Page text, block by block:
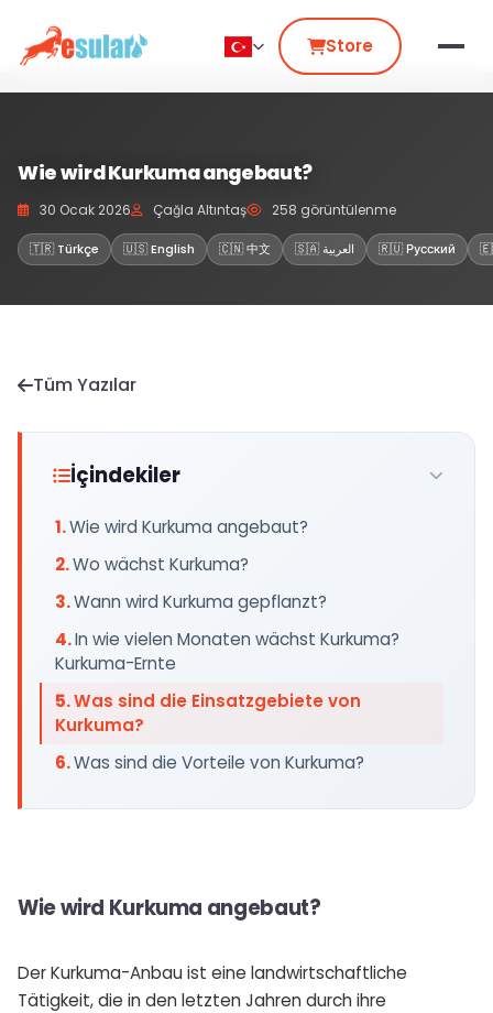
Store
Wie wird Kurkuma angebaut?
30 Ocak 2026 Çağla Altıntaş 258 görüntülenme
🇹🇷 Türkçe 🇺🇸 English 🇨🇳 中文 🇸🇦 العربية 🇷🇺 Русский
Tüm Yazılar
İçindekiler
Wie wird Kurkuma angebaut?
Wo wächst Kurkuma?
Wann wird Kurkuma gepflanzt?
In wie vielen Monaten wächst Kurkuma?
Kurkuma-Ernte
Was sind die Einsatzgebiete von
Kurkuma?
Was sind die Vorteile von Kurkuma?
Wie wird Kurkuma angebaut?
Der Kurkuma-Anbau ist eine landwirtschaftliche
Tätigkeit, die in den letzten Jahren durch ihre